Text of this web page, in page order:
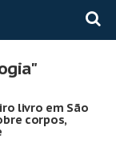
livro em São
corpos,